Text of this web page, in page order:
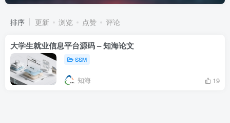
排序 更新 浏览 点赞 评论
大学生就业信息平台源码 – 知海论文
SSM
知海 19